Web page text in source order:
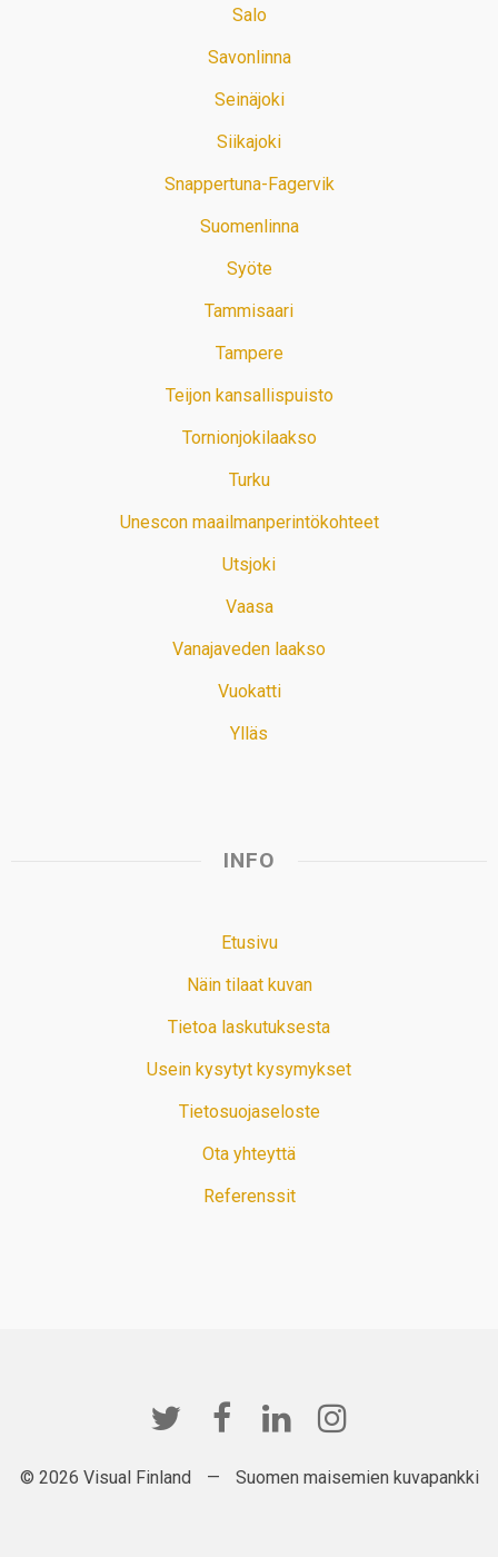
Salo
Savonlinna
Seinäjoki
Siikajoki
Snappertuna-Fagervik
Suomenlinna
Syöte
Tammisaari
Tampere
Teijon kansallispuisto
Tornionjokilaakso
Turku
Unescon maailmanperintökohteet
Utsjoki
Vaasa
Vanajaveden laakso
Vuokatti
Ylläs
INFO
Etusivu
Näin tilaat kuvan
Tietoa laskutuksesta
Usein kysytyt kysymykset
Tietosuojaseloste
Ota yhteyttä
Referenssit
© 2026 Visual Finland — Suomen maisemien kuvapankki